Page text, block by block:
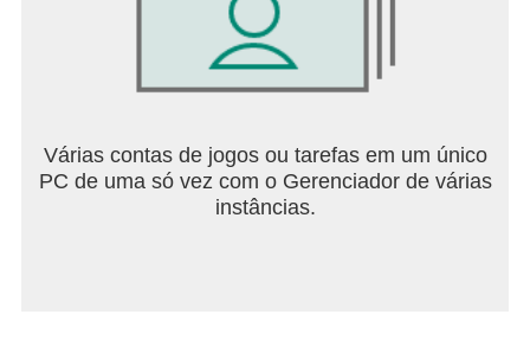
Várias contas de jogos ou tarefas em um único
PC de uma só vez com o Gerenciador de várias
instâncias.